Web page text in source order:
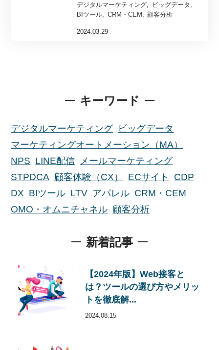
デジタルマーケティング
ビッグデータ
BIツール
CRM・CEM 顧客分析
2024.03.29
キーワード
デジタルマーケティング
ビッグデータ
マーケティングオートメーション（MA）
NPS LINE配信
メールマーケティング
STPDCA 顧客体験（CX） ECサイト
CDP
DX BIツール LTV アパレル CRM・CEM
OMO・オムニチャネル 顧客分析
新着記事
【2024年版】Web接客と
は？ツールの選び方やメリッ
トを徹底解...
2024.08.15